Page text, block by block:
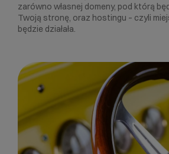
zarówno własnej domeny, pod którą
Twoją stronę, oraz hostingu – czyli
będzie działała.